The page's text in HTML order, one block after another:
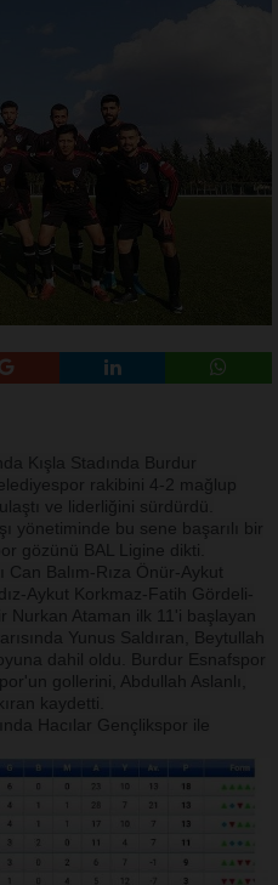
Kışla Stadında Burdur
rakibini 4-2 mağlup
ve liderliğini sürdürdü.
yönetiminde bu sene başarılı bir
gözünü BAL Ligine dikti.
Can Balım-Rıza Önür-Aykut
Aykut Korkmaz-Fatih Gördeli-
Nurkan Ataman ilk 11'i başlayan
Yunus Saldıran, Beytullah
dahil oldu. Burdur Esnafspor
gollerini, Abdullah Aslanlı,
kaydetti.
Hacılar Gençlikspor ile